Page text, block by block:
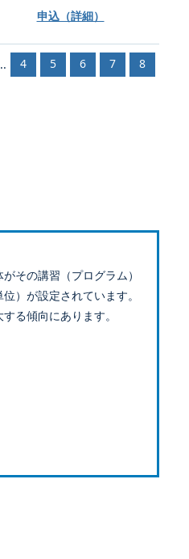
申込（詳細）
4 5 6 7 8
その講習（プログラム）
）が設定されています。
る傾向にあります。